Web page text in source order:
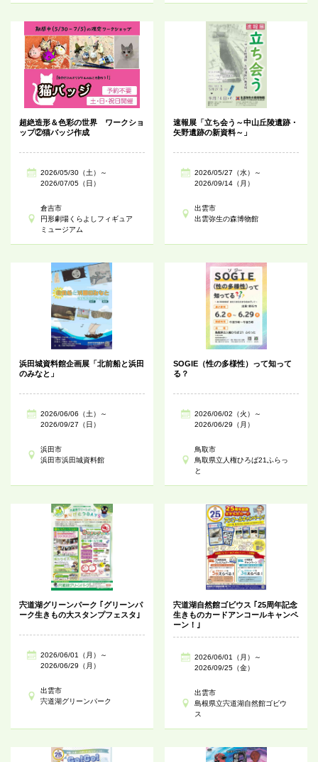
超絶造形＆色彩の世界 ワークショ
ップ②猫バッジ作成
2026/05/30（土）～
2026/07/05（日）
倉吉市
円形劇場くらよしフィギュア
ミュージアム
速報展「立ち会う～中山丘陵遺跡・
矢野遺跡の新資料～」
2026/05/27（水）～
2026/09/14（月）
出雲市
出雲弥生の森博物館
浜田城資料館企画展「北前船と浜田
のみなと」
2026/06/06（土）～
2026/09/27（日）
浜田市
浜田市浜田城資料館
SOGIE（性の多様性）って知って
る？
2026/06/02（火）～
2026/06/29（月）
鳥取市
鳥取県立人権ひろば21ふらっ
と
宍道湖グリーンパーク ｢グリーンパ
ーク生きもの大スタンプフェスタ｣
2026/06/01（月）～
2026/06/29（月）
出雲市
宍道湖グリーンパーク
宍道湖自然館ゴビウス ｢25周年記念
生きものカードアンコールキャンペ
ーン！｣
2026/06/01（月）～
2026/09/25（金）
出雲市
島根県立宍道湖自然館ゴビウ
ス